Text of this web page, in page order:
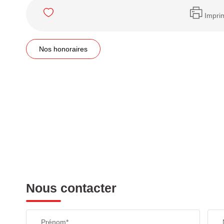
Nos honoraires
Nous contacter
Prénom*